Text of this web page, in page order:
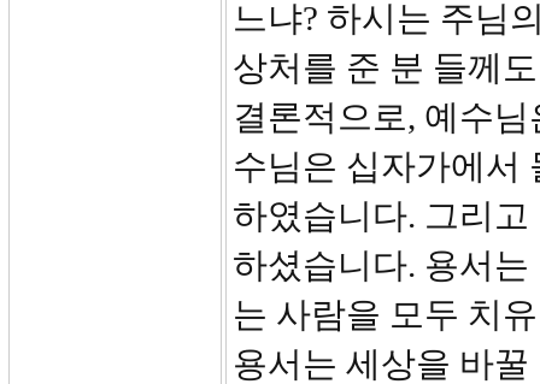
느냐? 하시는 주님
상처를 준 분 들께
결론적으로, 예수
수님은 십자가에서
하였습니다. 그리
하셨습니다. 용서
는 사람을 모두 치
용서는 세상을 바